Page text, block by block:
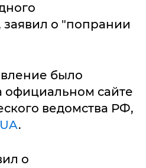
заявил о "попрании
было
официальном сайте
ведомства РФ,
.
о